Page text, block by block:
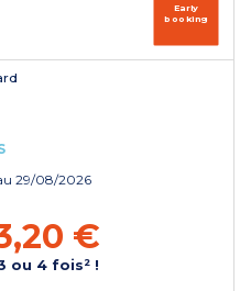
Early
booking
29/08/2026
€
ou 4 fois² !